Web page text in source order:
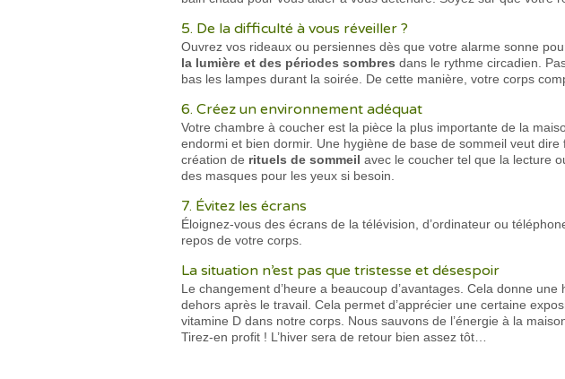
5. De la difficulté à vous réveiller ?
Ouvrez vos rideaux ou persiennes dès que votre alarme sonne
la lumière et des périodes sombres dans le rythme circadien.
bas les lampes durant la soirée. De cette manière, votre corps
6. Créez un environnement adéquat
Votre chambre à coucher est la pièce la plus importante de la
endormi et bien dormir. Une hygiène de base de sommeil veut
création de rituels de sommeil avec le coucher tel que la lecture
des masques pour les yeux si besoin.
7. Évitez les écrans
Éloignez-vous des écrans de la télévision, d’ordinateur ou
repos de votre corps.
La situation n’est pas que tristesse et désespoir
Le changement d’heure a beaucoup d’avantages. Cela donne
dehors après le travail. Cela permet d’apprécier une certaine
vitamine D dans notre corps. Nous sauvons de l’énergie à la
Tirez-en profit ! L’hiver sera de retour bien assez tôt…